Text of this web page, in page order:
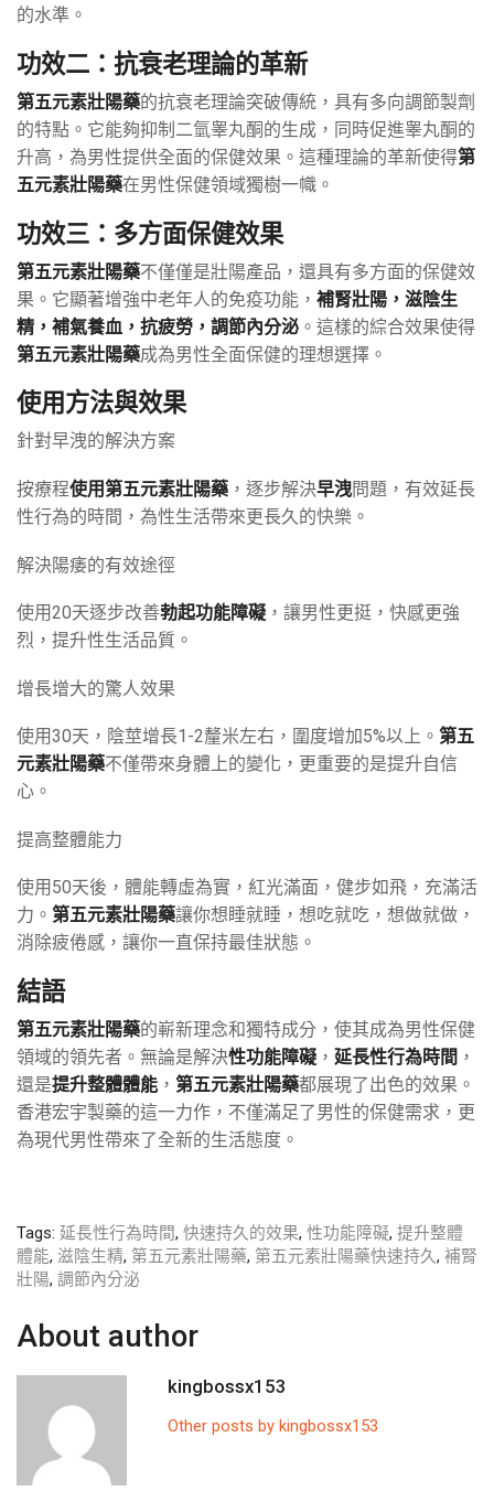
的水準。
功效二：抗衰老理論的革新
第五元素壯陽藥的抗衰老理論突破傳統，具有多向調節製劑
的特點。它能夠抑制二氫睾丸酮的生成，同時促進睾丸酮的
升高，為男性提供全面的保健效果。這種理論的革新使得第
五元素壯陽藥在男性保健領域獨樹一幟。
功效三：多方面保健效果
第五元素壯陽藥不僅僅是壯陽產品，還具有多方面的保健效
果。它顯著增強中老年人的免疫功能， 補腎壯陽，滋陰生
精，補氣養血，抗疲勞，調節內分泌 。這樣的綜合效果使得
第五元素壯陽藥成為男性全面保健的理想選擇。
使用方法與效果
針對早洩的解決方案
按療程使用第五元素壯陽藥 ，逐步解決早洩問題，有效延長
性行為的時間，為性生活帶來更長久的快樂。
解決陽痿的有效途徑
使用20天逐步改善勃起功能障礙 ，讓男性更挺，快感更強
烈，提升性生活品質。
增長增大的驚人效果
使用30天，陰莖增長1-2釐米左右，圍度增加5%以上。 第五
元素壯陽藥不僅帶來身體上的變化，更重要的是提升自信
心。
提高整體能力
使用50天後，體能轉虛為實，紅光滿面，健步如飛，充滿活
力。 第五元素壯陽藥讓你想睡就睡，想吃就吃，想做就做，
消除疲倦感，讓你一直保持最佳狀態。
結語
第五元素壯陽藥的嶄新理念和獨特成分，使其成為男性保健
領域的領先者。無論是解決性功能障礙 ， 延長性行為時間 ，
還是提升整體體能 ， 第五元素壯陽藥都展現了出色的效果。
香港宏宇製藥的這一力作，不僅滿足了男性的保健需求，更
為現代男性帶來了全新的生活態度。
Tags: 延長性行為時間, 快速持久的效果, 性功能障礙, 提升整體
體能, 滋陰生精, 第五元素壯陽藥, 第五元素壯陽藥快速持久, 補腎
壯陽, 調節內分泌
About author
kingbossx153
Other posts by kingbossx153